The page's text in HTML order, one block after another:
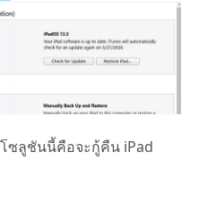
โซลูชันนี้คือจะกู้คืน iPad